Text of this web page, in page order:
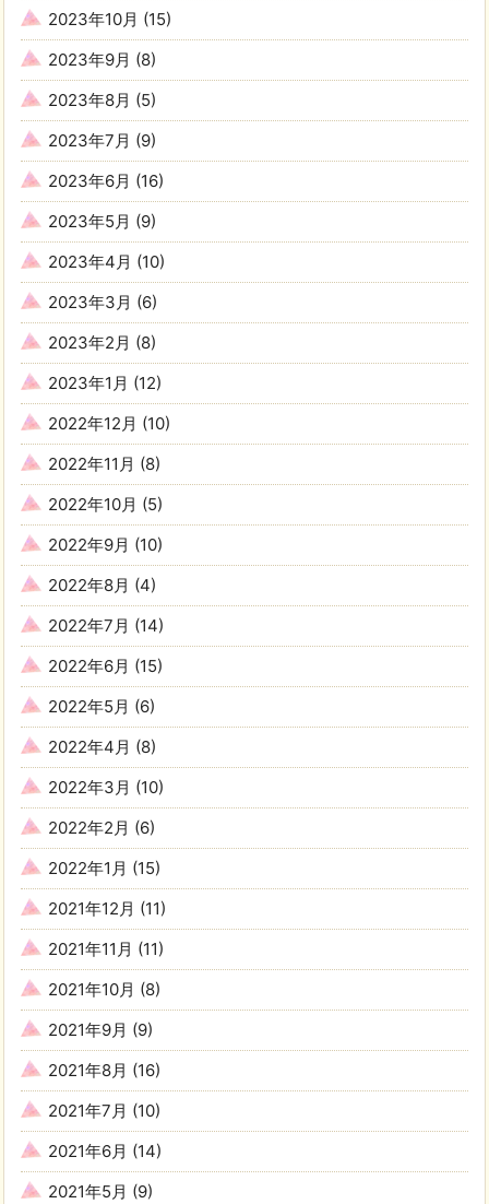
2023年10月 (15)
2023年9月 (8)
2023年8月 (5)
2023年7月 (9)
2023年6月 (16)
2023年5月 (9)
2023年4月 (10)
2023年3月 (6)
2023年2月 (8)
2023年1月 (12)
2022年12月 (10)
2022年11月 (8)
2022年10月 (5)
2022年9月 (10)
2022年8月 (4)
2022年7月 (14)
2022年6月 (15)
2022年5月 (6)
2022年4月 (8)
2022年3月 (10)
2022年2月 (6)
2022年1月 (15)
2021年12月 (11)
2021年11月 (11)
2021年10月 (8)
2021年9月 (9)
2021年8月 (16)
2021年7月 (10)
2021年6月 (14)
2021年5月 (9)